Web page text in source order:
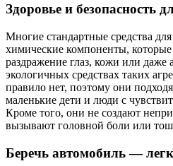
Здоровье и безопасность
Многие стандартные средства
химические компоненты,
раздражение глаз, кожи или даже
экологичных средствах таких
правило нет, поэтому они
маленькие дети и люди с
Кроме того, они не создают
вызывают головной боли или
Беречь автомобиль —